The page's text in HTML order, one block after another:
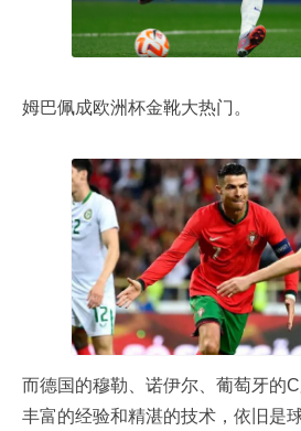
姆巴佩成欧洲杯金靴大热门。
而德国的穆勒、诺伊尔、葡萄牙的
丰富的经验和精湛的技术，依旧是